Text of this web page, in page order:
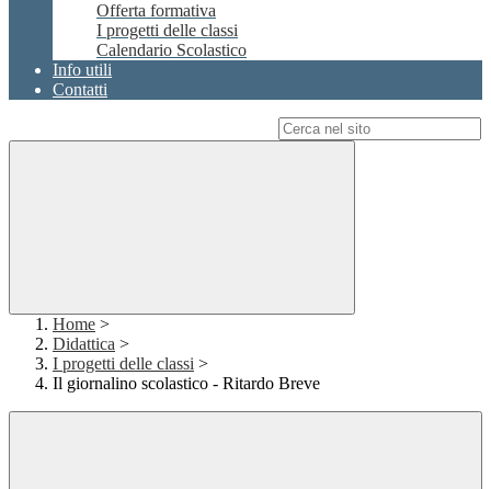
Offerta formativa
I progetti delle classi
Calendario Scolastico
Info utili
Contatti
Home >
Didattica >
I progetti delle classi >
Il giornalino scolastico - Ritardo Breve